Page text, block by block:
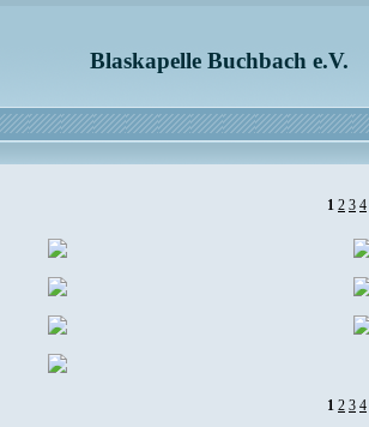
Blaskapelle Buchbach e.V.
1 2 3 4
1 2 3 4